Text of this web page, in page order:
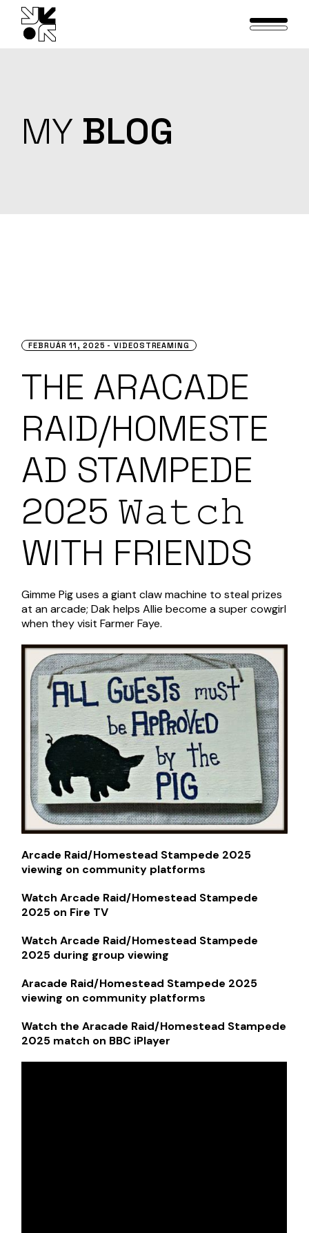
content
MY BLOG
FEBRUÁR 11, 2025 VIDEOSTREAMING
THE ARACADE
RAID/HOMESTE
AD STAMPEDE
2025 𝚆𝚊𝚝𝚌𝚑
WITH FRIENDS
Gimme Pig uses a giant claw machine to steal prizes
at an arcade; Dak helps Allie become a super cowgirl
when they visit Farmer Faye.
Arcade Raid/Homestead Stampede 2025
viewing on community platforms
Watch Arcade Raid/Homestead Stampede
2025 on Fire TV
Watch Arcade Raid/Homestead Stampede
2025 during group viewing
Aracade Raid/Homestead Stampede 2025
viewing on community platforms
Watch the Aracade Raid/Homestead Stampede
2025 match on BBC iPlayer